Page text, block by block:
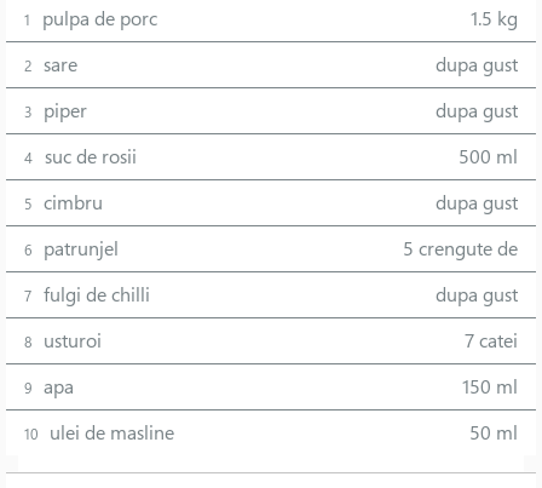
1 pulpa de porc 1.5 kg
2 sare dupa gust
3 piper dupa gust
4 suc de rosii 500 ml
5 cimbru dupa gust
6 patrunjel 5 crengute de
7 fulgi de chilli dupa gust
8 usturoi 7 catei
9 apa 150 ml
10 ulei de masline 50 ml